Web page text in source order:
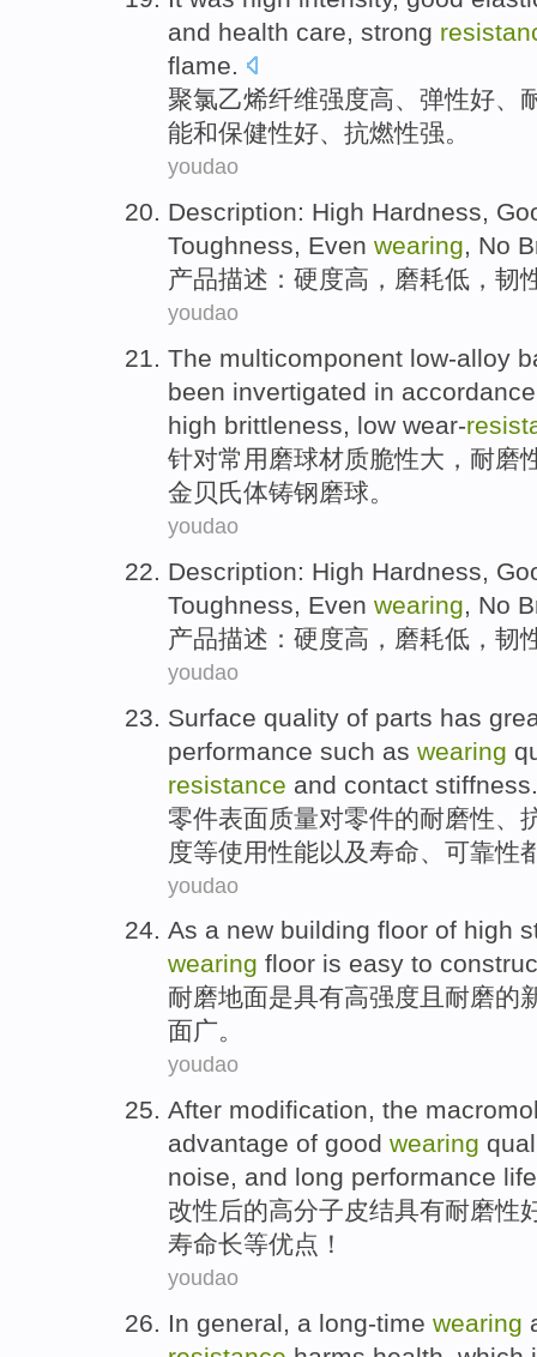
and health care, strong
flame.
聚氯乙烯纤维强度高、 弹性好、
能和保健性好、抗燃性强。
youdao
Description: High Hardness,
Toughness, Even wearing, No
产品描述 ：硬度高 ， 磨耗低， 韧
youdao
The multicomponent low-alloy
been invertigated in
high brittleness, low wear-
针对常用 磨球材质脆性大，耐磨
金贝氏体铸钢磨球。
youdao
Description: High Hardness,
Toughness, Even wearing, No
产品描述 ：硬度高 ， 磨耗低， 韧
youdao
Surface quality of parts has
performance such as wearing
resistance and contact stiffness
零件表面质量对零件的耐磨性
度等使用性能以及寿命、可靠性
youdao
As a new building floor of high
wearing floor is easy to
耐磨地面是具有高强度 且 耐磨的
面广。
youdao
After modification, the
advantage of good wearing
noise, and long performance life
改性后的高分子皮结具有耐磨性
寿命长等优点 ！
youdao
In general, a long-time wearing